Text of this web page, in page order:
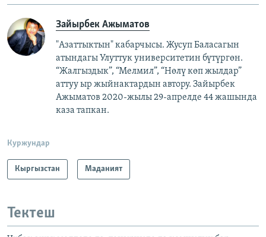
Зайырбек Ажыматов
"Азаттыктын" кабарчысы. Жусуп Баласагын
атындагы Улуттук университетин бүтүргөн.
“Жалгыздык”, “Мелмил”, “Нөлү көп жылдар”
аттуу ыр жыйнактардын автору. Зайырбек
Ажыматов 2020-жылы 29-апрелде 44 жашында
каза тапкан.
Куржундар
Кыргызстан Маданият
Тектеш